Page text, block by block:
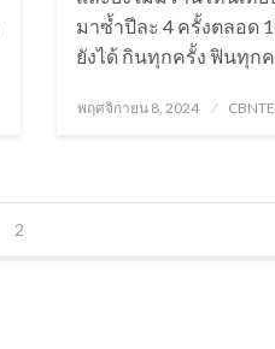
มาซ้ำปีละ 4 ครั้งตลอด
ยังได้ กินทุกครั้ง ฟินทุก
Posted
พฤศจิกายน 8, 2024
2